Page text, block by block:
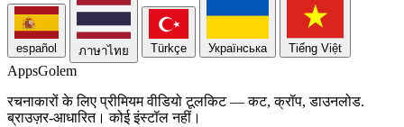
español ภาษาไทย Türkçe Українська Tiếng Việt
AppsGolem
रचनाकारों के लिए प्रीमियम वीडियो टूलकिट — कट, क्रॉप, डाउनलोड.
ब्राउज़र-आधारित। कोई इंस्टॉल नहीं।